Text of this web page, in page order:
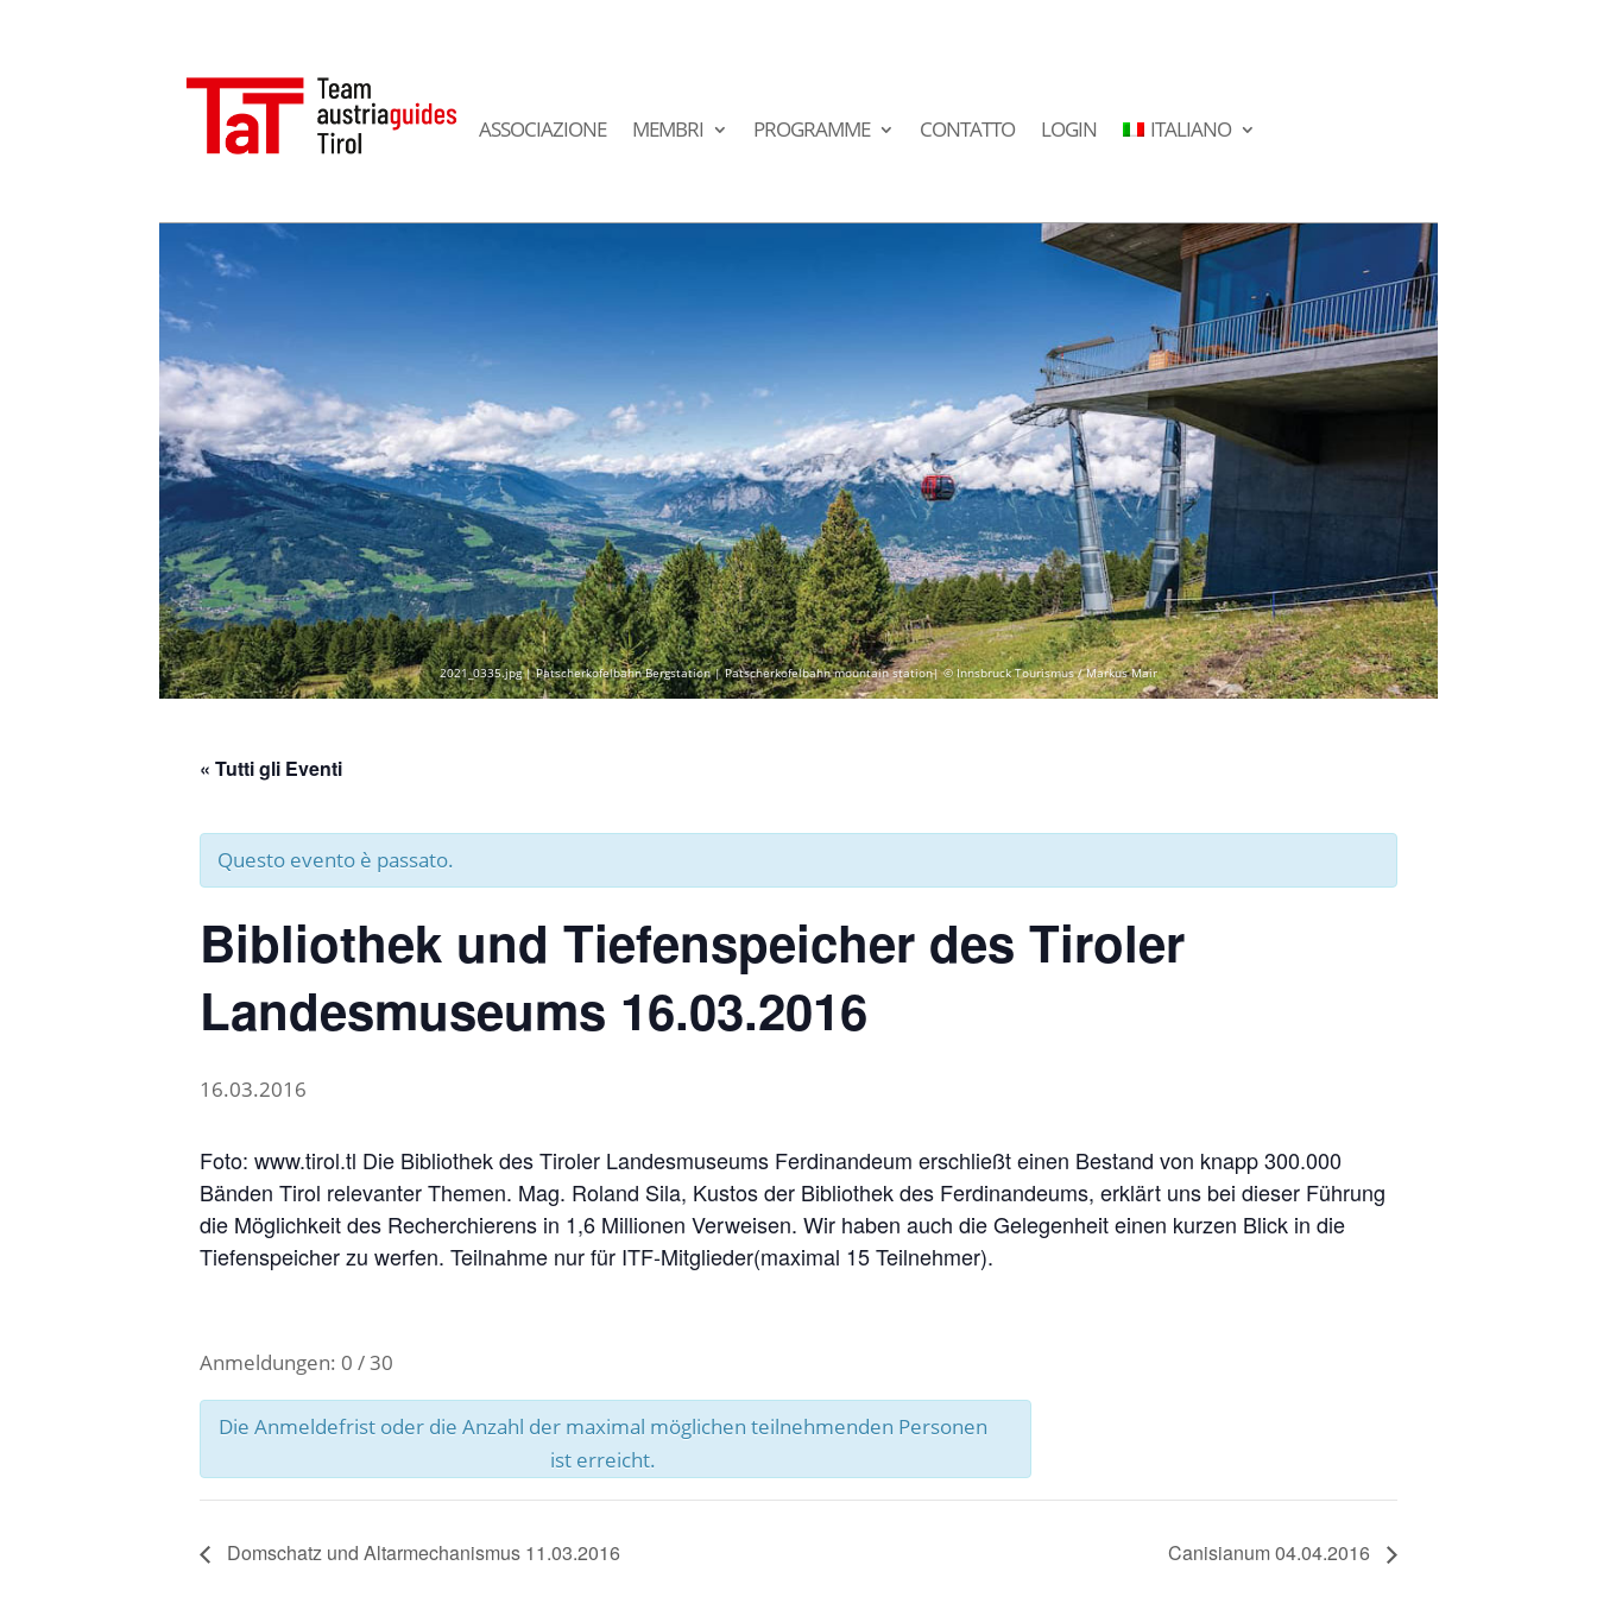
ASSOCIAZIONE MEMBRI PROGRAMME CONTATTO LOGIN ITALIANO
2021_0335.jpg | Patscherkofelbahn Bergstation | Patscherkofelbahn mountain station| © Innsbruck Tourismus / Markus Mair
« Tutti gli Eventi
Questo evento è passato.
Bibliothek und Tiefenspeicher des Tiroler
Landesmuseums 16.03.2016
16.03.2016
Foto: www.tirol.tl Die Bibliothek des Tiroler Landesmuseums Ferdinandeum erschließt einen Bestand von knapp 300.000
Bänden Tirol relevanter Themen. Mag. Roland Sila, Kustos der Bibliothek des Ferdinandeums, erklärt uns bei dieser Führung
die Möglichkeit des Recherchierens in 1,6 Millionen Verweisen. Wir haben auch die Gelegenheit einen kurzen Blick in die
Tiefenspeicher zu werfen. Teilnahme nur für ITF-Mitglieder(maximal 15 Teilnehmer).
Anmeldungen: 0 / 30
Die Anmeldefrist oder die Anzahl der maximal möglichen teilnehmenden Personen
ist erreicht.
Domschatz und Altarmechanismus 11.03.2016 Canisianum 04.04.2016